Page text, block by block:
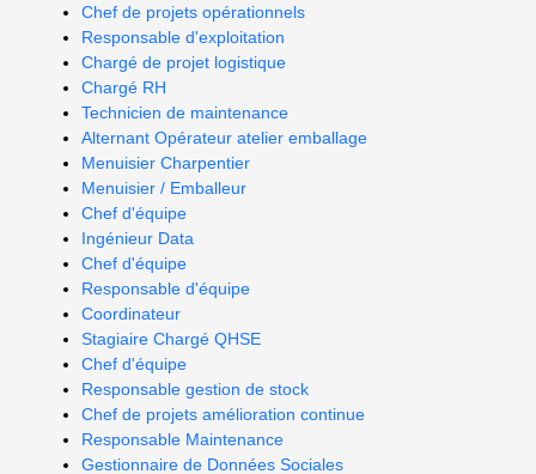
Chef de projets opérationnels
Responsable d'exploitation
Chargé de projet logistique
Chargé RH
Technicien de maintenance
Alternant Opérateur atelier emballage
Menuisier Charpentier
Menuisier / Emballeur
Chef d'équipe
Ingénieur Data
Chef d'équipe
Responsable d'équipe
Coordinateur
Stagiaire Chargé QHSE
Chef d'équipe
Responsable gestion de stock
Chef de projets amélioration continue
Responsable Maintenance
Gestionnaire de Données Sociales